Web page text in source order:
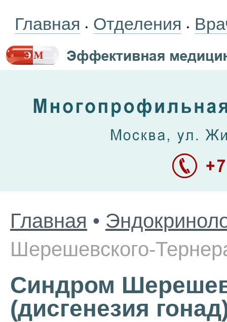
Главная • Отделения •
Главная •
Шерешевского-
Синдром
(дисгенезия